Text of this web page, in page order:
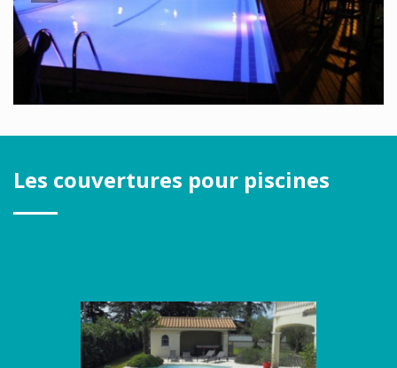
Les couvertures pour piscines